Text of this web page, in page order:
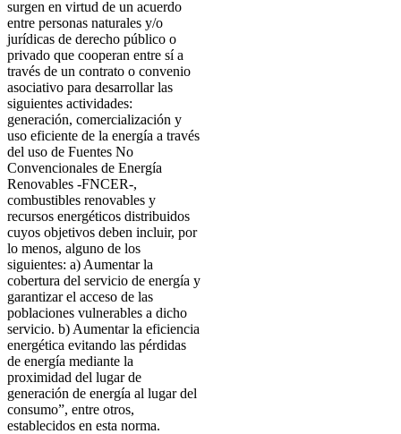
surgen en virtud de un acuerdo
entre personas naturales y/o
jurídicas de derecho público o
privado que cooperan entre sí a
través de un contrato o convenio
asociativo para desarrollar las
siguientes actividades:
generación, comercialización y
uso eficiente de la energía a través
del uso de Fuentes No
Convencionales de Energía
Renovables -FNCER-,
combustibles renovables y
recursos energéticos distribuidos
cuyos objetivos deben incluir, por
lo menos, alguno de los
siguientes: a) Aumentar la
cobertura del servicio de energía y
garantizar el acceso de las
poblaciones vulnerables a dicho
servicio. b) Aumentar la eficiencia
energética evitando las pérdidas
de energía mediante la
proximidad del lugar de
generación de energía al lugar del
consumo”, entre otros,
establecidos en esta norma.